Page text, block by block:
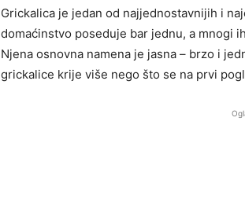
Grickalica je jedan od najjednostavnijih i
domaćinstvo poseduje bar jednu, a mnogi
Njena osnovna namena je jasna – brzo i
grickalice krije više nego što se na prvi